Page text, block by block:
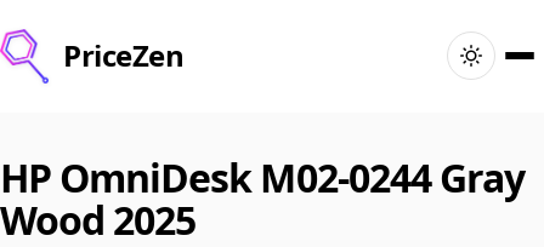
PriceZen
검색
HP OmniDesk M02-0244 Gray
Wood 2025